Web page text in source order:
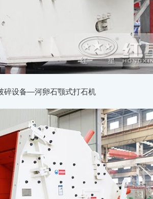
碎设备—河卵石颚式打石机